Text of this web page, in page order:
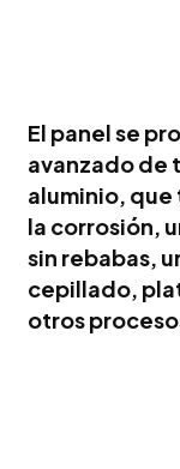
El panel se
avanzado de
aluminio,
la corrosión,
sin rebabas,
cepillado,
otros